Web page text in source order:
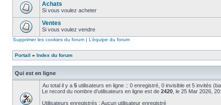
Achats
Si vous voulez acheter
Ventes
Si vous voulez vendre
Supprimer les cookies du forum | L’équipe du forum
Portail » Index du forum
Qui est en ligne
Au total il y a 5 utilisateurs en ligne :: 0 enregistré, 0 invisible et 5 invités
Le record du nombre d’utilisateurs en ligne est de 2420 , le 25 Mar 2026,
Utilisateurs enregistrés : Aucun utilisateur enregistré